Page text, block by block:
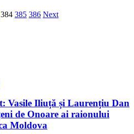
384 385 386 Next
Vasile Iliuță și Laurențiu Dan
de Onoare ai raionului
Moldova